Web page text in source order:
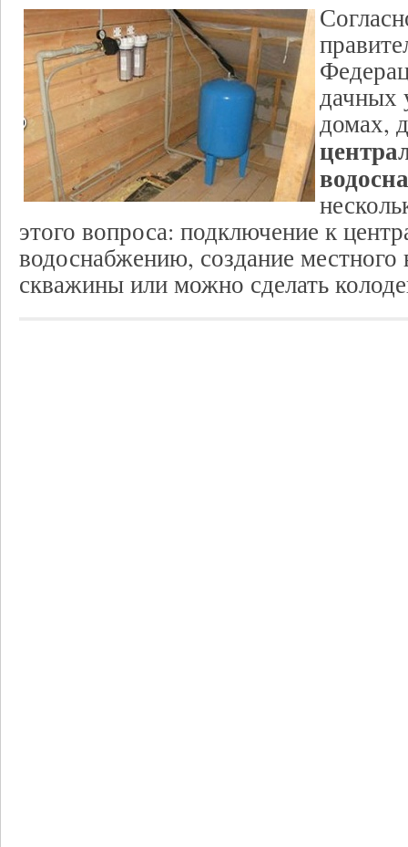
дачных
домах,
этого вопроса: подключение к
водоснабжению, создание местного
скважины или можно сделать